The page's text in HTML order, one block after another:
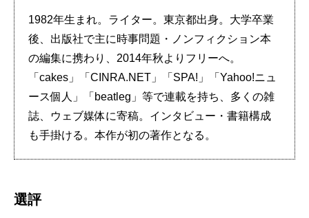
1982年生まれ。ライター。東京都出身。大学卒業
後、出版社で主に時事問題・ノンフィクション本
の編集に携わり、2014年秋よりフリーへ。
「cakes」「CINRA.NET」「SPA!」「Yahoo!ニュ
ース個人」「beatleg」等で連載を持ち、多くの雑
誌、ウェブ媒体に寄稿。インタビュー・書籍構成
も手掛ける。本作が初の著作となる。
選評